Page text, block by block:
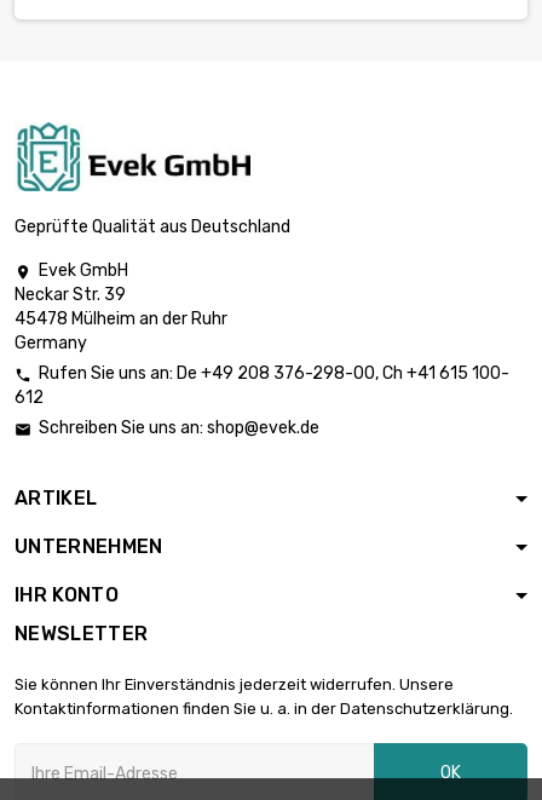
Geprüfte Qualität aus Deutschland

Evek GmbH
Neckar Str. 39
45478 Mülheim an der Ruhr
Germany
 Rufen Sie uns an: De +49 208 376-298-00, Ch +41 615 100-
612
 Schreiben Sie uns an: shop@evek.de
ARTIKEL
UNTERNEHMEN
IHR KONTO
NEWSLETTER
Sie können Ihr Einverständnis jederzeit widerrufen. Unsere
Kontaktinformationen finden Sie u. a. in der Datenschutzerklärung.
OK